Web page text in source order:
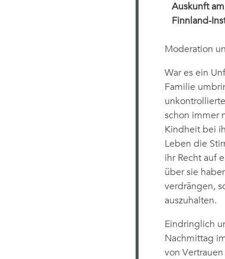
Auskunft am
Finnland-
Moderation
War es ein
Familie
schon immer
Kindheit bei
Leben die
ihr Recht auf
über sie
verdrängen,
auszuhalten.
Eindringlich
Nachmittag
von